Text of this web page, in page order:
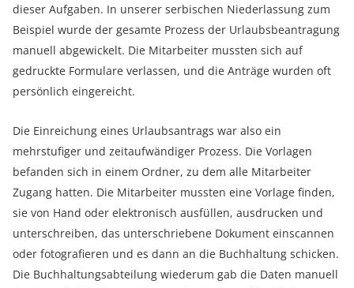
dieser Aufgaben. In unserer serbischen Niederlassung zum
Beispiel wurde der gesamte Prozess der Urlaubsbeantragung
manuell abgewickelt. Die Mitarbeiter mussten sich auf
gedruckte Formulare verlassen, und die Anträge wurden oft
persönlich eingereicht.
Die Einreichung eines Urlaubsantrags war also ein
mehrstufiger und zeitaufwändiger Prozess. Die Vorlagen
befanden sich in einem Ordner, zu dem alle Mitarbeiter
Zugang hatten. Die Mitarbeiter mussten eine Vorlage finden,
sie von Hand oder elektronisch ausfüllen, ausdrucken und
unterschreiben, das unterschriebene Dokument einscannen
oder fotografieren und es dann an die Buchhaltung schicken.
Die Buchhaltungsabteilung wiederum gab die Daten manuell